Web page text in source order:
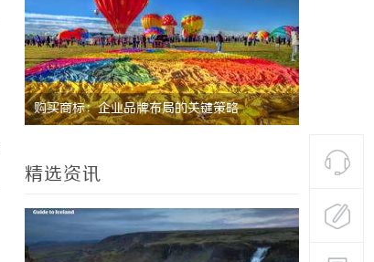
武汉配眼镜 上海配眼镜
精选资讯